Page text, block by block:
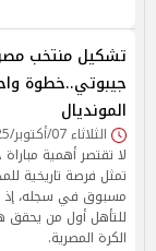
تشكيل منتخب
جيبوتي..خطوة
المونديال
الثلاثاء 07/أكتوبر/2025 - 01:13 م
لا تقتصر أهمية
تمثل فرصة تاريخية
مسبوق في سجله، إذ
للتأهل أول من يحقق
الكرة المصرية.